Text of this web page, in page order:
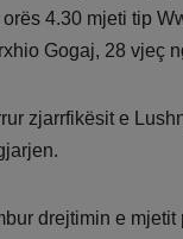
4.30 mjeti tip
Gogaj, 28 vjeç
zjarrfikësit e
drejtimin e